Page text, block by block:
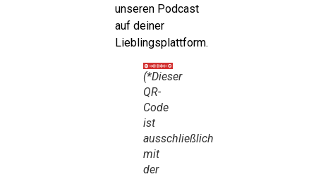
unseren Podcast
auf deiner
Lieblingsplattform.
(*Dieser
QR-
Code
ist
ausschließlich
mit
der